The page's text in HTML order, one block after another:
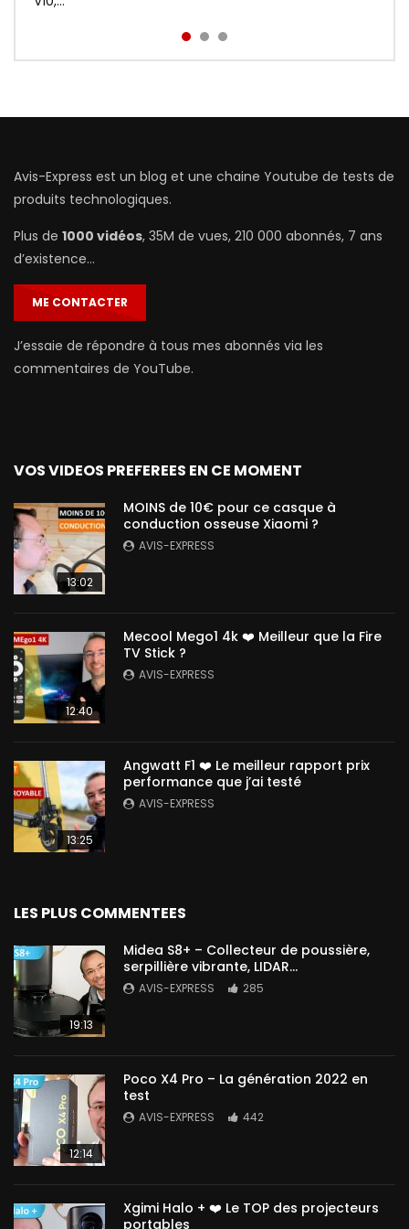
Avis-Express est un blog et une chaine Youtube de tests de
produits technologiques.
Plus de 1000 vidéos, 35M de vues, 210 000 abonnés, 7 ans
d’existence…
ME CONTACTER
J’essaie de répondre à tous mes abonnés via les
commentaires de YouTube.
VOS VIDEOS PREFEREES EN CE MOMENT
13:02
MOINS de 10€ pour ce casque à
conduction osseuse Xiaomi ?
AVIS-EXPRESS
12:40
Mecool Mego1 4k ❤️ Meilleur que la Fire
TV Stick ?
AVIS-EXPRESS
13:25
Angwatt F1 ❤️ Le meilleur rapport prix
performance que j’ai testé
AVIS-EXPRESS
LES PLUS COMMENTEES
19:13
Midea S8+ – Collecteur de poussière,
serpillière vibrante, LIDAR…
AVIS-EXPRESS 285
12:14
Poco X4 Pro – La génération 2022 en
test
AVIS-EXPRESS 442
Xgimi Halo + ❤️ Le TOP des projecteurs
portables